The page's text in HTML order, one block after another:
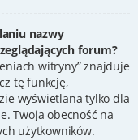
nazwy
forum?
witryny” znajduje
tę funkcję,
wyświetlana tylko dla
Twoja obecność na
użytkowników.